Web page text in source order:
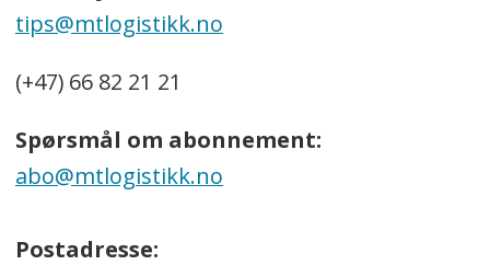
tips@mtlogistikk.no
(+47) 66 82 21 21
Spørsmål om abonnement:
abo@mtlogistikk.no
Postadresse: